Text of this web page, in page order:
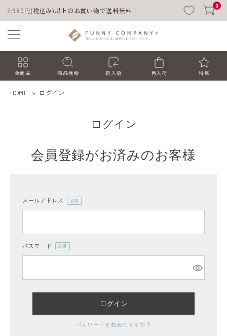
2,980円(税込み)以上のお買い物で送料無料！
0
全商品 商品検索 新入荷 再入荷 特集
レディースボトムス
HOME ログイン
ログイン
会員登録がお済みのお客様
メールアドレス
(必
パスワード
(必
ログイン
パスワードをお忘れですか？